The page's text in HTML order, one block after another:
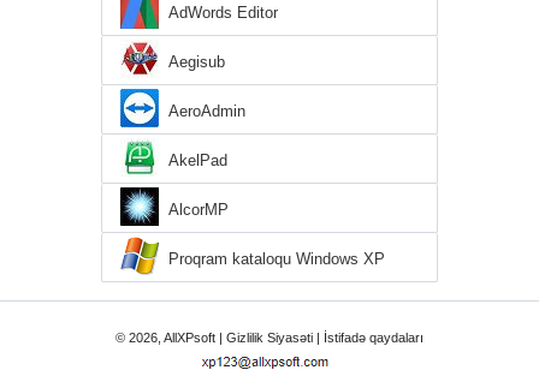
AdWords Editor
Aegisub
AeroAdmin
AkelPad
AlcorMP
Proqram kataloqu Windows XP
© 2026, AllXPsoft | Gizlilik Siyasəti | İstifadə qaydaları